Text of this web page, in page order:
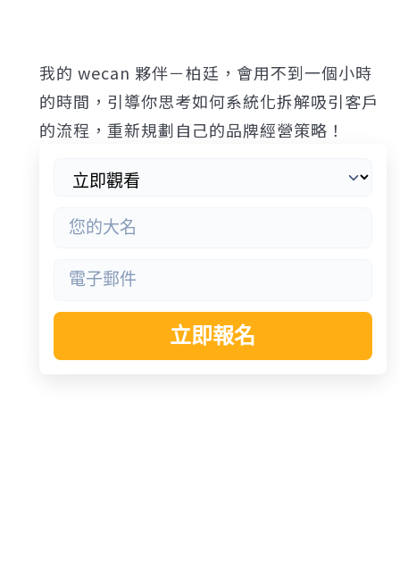
我的 wecan 夥伴－柏廷，會用不到一個小時
的時間，引導你思考如何系統化拆解吸引客戶
的流程，重新規劃自己的品牌經營策略！
立即報名